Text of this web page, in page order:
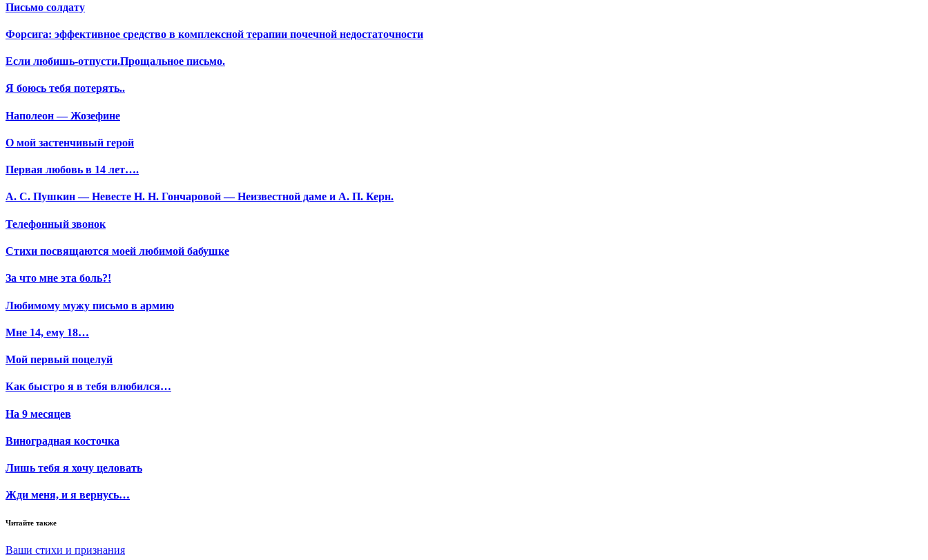
Письмо солдату
Форсига: эффективное средство в комплексной терапии почечной недостаточности
Если любишь-отпусти.Прощальное письмо.
Я боюсь тебя потерять..
Наполеон — Жозефине
О мой застенчивый герой
Первая любовь в 14 лет….
А. С. Пушкин — Невесте Н. Н. Гончаровой — Неизвестной даме и А. П. Керн.
Телефонный звонок
Стихи посвящаются моей любимой бабушке
За что мне эта боль?!
Любимому мужу письмо в армию
Мне 14, ему 18…
Мой первый поцелуй
Как быстро я в тебя влюбился…
На 9 месяцев
Виноградная косточка
Лишь тебя я хочу целовать
Жди меня, и я вернусь…
Читайте также
Ваши стихи и признания